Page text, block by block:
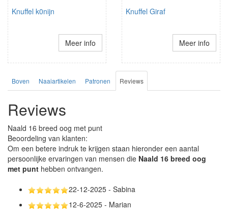
Knuffel k0nijn
Meer info
Knuffel Giraf
Meer info
Boven Naaiartikelen Patronen Reviews
Reviews
Naald 16 breed oog met punt
Beoordeling van klanten:
Om een betere indruk te krijgen staan hieronder een aantal
persoonlijke ervaringen van mensen die Naald 16 breed oog
met punt hebben ontvangen.
22-12-2025 - Sabina
12-6-2025 - Marian